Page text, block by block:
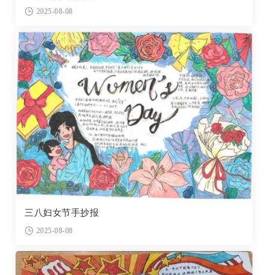
2025-08-08
三八妇女节手抄报
2025-08-08